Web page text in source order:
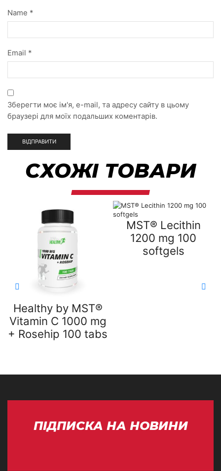
Name *
Email *
Зберегти моє ім'я, e-mail, та адресу сайту в цьому
браузері для моїх подальших коментарів.
СХОЖІ ТОВАРИ
Healthy by MST®
Vitamin C 1000 mg
+ Rosehip 100 tabs
MST® Lecithin
1200 mg 100
softgels
ПІДПИСКА НА НОВИНИ